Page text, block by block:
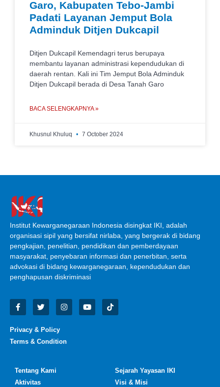
Garo, Kabupaten Tebo-Jambi
Padati Layanan Jemput Bola
Adminduk Ditjen Dukcapil
Ditjen Dukcapil Kemendagri terus berupaya
membantu layanan administrasi kependudukan di
daerah rentan. Kali ini Tim Jemput Bola Adminduk
Ditjen Dukcapil berada di Desa Tanah Garo
BACA SELENGKAPNYA »
Khusnul Khuluq 7 October 2024
Institut Kewarganegaraan Indonesia disingkat IKI, adalah
organisasi sipil yang bersifat nirlaba, yang bergerak di bidang
pengkajian, penelitian, pendidikan dan pemberdayaan
masyarakat, penyebaran informasi dan penerbitan, serta
advokasi di bidang kewarganegaraan, kependudukan dan
penghapusan diskriminasi
Privacy & Policy
Terms & Condition
Tentang Kami
Aktivitas
Sejarah Yayasan IKI
Visi & Misi